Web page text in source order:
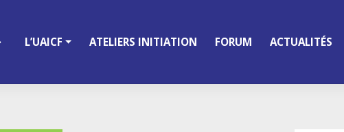
L’UAICF ATELIERS INITIATION FORUM ACTUALITÉS